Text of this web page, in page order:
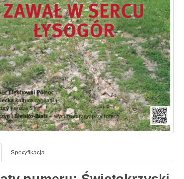
Specyfikacja